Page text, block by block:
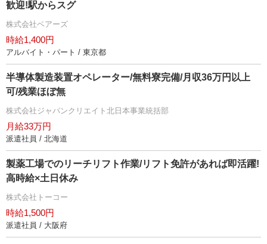
歓迎!駅からスグ
株式会社ベアーズ
時給1,400円
アルバイト・パート / 東京都
半導体製造装置オペレーター/無料寮完備/月収36万円以上
可/残業ほぼ無
株式会社ジャパンクリエイト北日本事業統括部
月給33万円
派遣社員 / 北海道
製薬工場でのリーチリフト作業/リフト免許があれば即活躍!
高時給×土日休み
株式会社トーコー
時給1,500円
派遣社員 / 大阪府